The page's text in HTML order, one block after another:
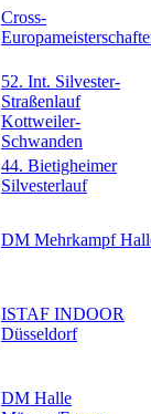
Cross-
52. Int. Silvester-
Straßenlauf
Kottweiler-
Schwanden
44. Bietigheimer
Silvesterlauf
DM Mehrkampf
ISTAF INDOOR
Düsseldorf
DM Halle